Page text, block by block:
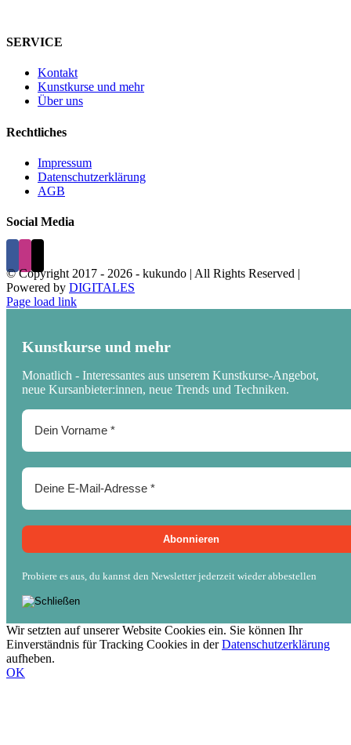
SERVICE
Kontakt
Kunstkurse und mehr
Über uns
Rechtliches
Impressum
Datenschutzerklärung
AGB
Social Media
© Copyright 2017 - 2026 - kukundo | All Rights Reserved |
Powered by DIGITALES
Page load link
Kunstkurse und mehr
Monatlich - Interessantes aus unserem Kunstkurse-Angebot,
neue Kursanbieter:innen, neue Trends und Techniken.
Probiere es aus, du kannst den Newsletter jederzeit wieder abbestellen
Wir setzten auf unserer Website Cookies ein. Sie können Ihr
Einverständnis für Tracking Cookies in derDatenschutzerklärung
aufheben.
OK